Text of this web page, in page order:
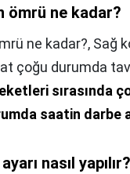
ömrü ne kadar?
ne kadar?, Sağ
çoğu durumda
sırasında
saatin darbe
nasıl yapılır?